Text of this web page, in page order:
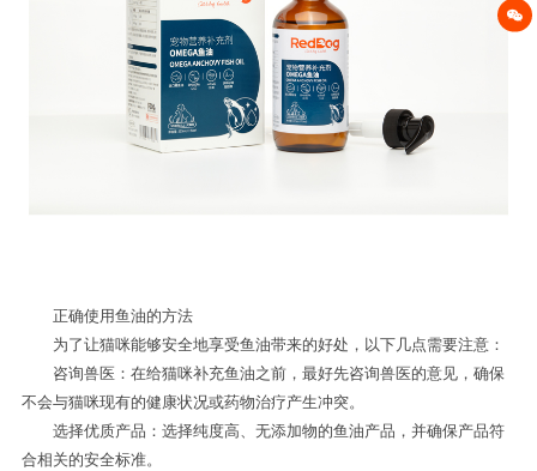
正确使用鱼油的方法
为了让猫咪能够安全地享受鱼油带来的好处，以下几点需要注意：
咨询兽医：在给猫咪补充鱼油之前，最好先咨询兽医的意见，确保
不会与猫咪现有的健康状况或药物治疗产生冲突。
选择优质产品：选择纯度高、无添加物的鱼油产品，并确保产品符
合相关的安全标准。